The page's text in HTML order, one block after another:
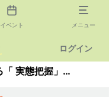
イベント メニュー
ログイン
特別支援教育の視点で考える「 実態把握」 今日からポジ活！